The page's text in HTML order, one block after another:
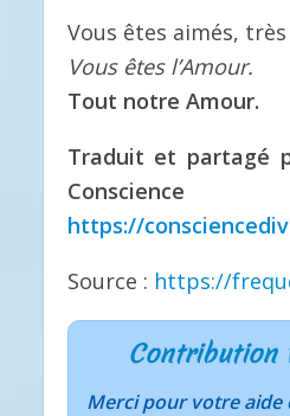
Vous êtes aimés,
Vous êtes l’Amour.
Tout notre Amour.
Traduit et partagé
https://
Source : https://
Contribution
Merci pour votre aide